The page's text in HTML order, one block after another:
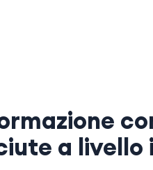
a livello